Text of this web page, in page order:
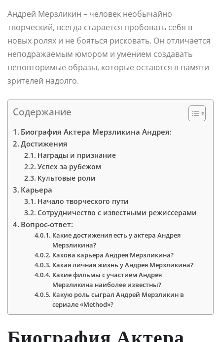
Андрей Мерзликин – человек необычайно
творческий, всегда старается пробовать себя в
новых ролях и не бояться рисковать. Он отличается
неподражаемым юмором и умением создавать
неповторимые образы, которые остаются в памяти
зрителей надолго.
Содержание
Биография Актера Мерзликина Андрея:
Достижения
Награды и признание
Успех за рубежом
Культовые роли
Карьера
Начало творческого пути
Сотрудничество с известными режиссерами
Вопрос-ответ:
Какие достижения есть у актера Андрея
Мерзликина?
Какова карьера Андрея Мерзликина?
Какая личная жизнь у Андрея Мерзликина?
Какие фильмы с участием Андрея
Мерзликина наиболее известны?
Какую роль сыграл Андрей Мерзликин в
сериале «Method»?